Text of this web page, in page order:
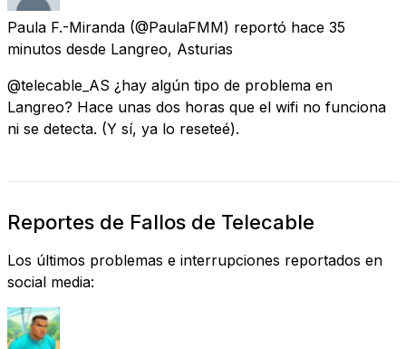
Paula F.-Miranda (@PaulaFMM) reportó hace 35
minutos desde Langreo, Asturias
@telecable_AS ¿hay algún tipo de problema en
Langreo? Hace unas dos horas que el wifi no funciona
ni se detecta. (Y sí, ya lo reseteé).
Reportes de Fallos de Telecable
Los últimos problemas e interrupciones reportados en
social media: